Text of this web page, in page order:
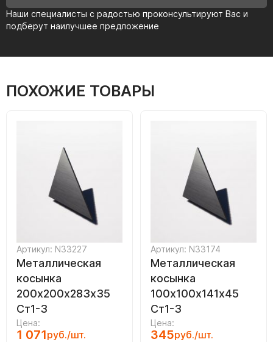
Наши специалисты с радостью проконсультируют Вас и
подберут наилучшее предложение
ПОХОЖИЕ ТОВАРЫ
Артикул: N33227
Металлическая
косынка
200х200х283х35
Ст1-3
Цена:
1 071руб./шт.
Артикул: N33174
Металлическая
косынка
100х100х141х45
Ст1-3
Цена:
345руб./шт.